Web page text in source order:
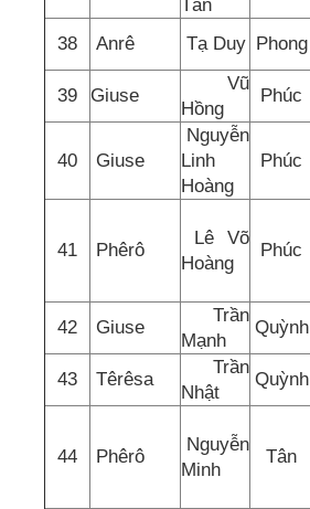
Tấn
38 Anrê Tạ Duy Phong
39 Giuse
Vũ
Hồng
Phúc
40 Giuse
Nguyễn
Linh
Hoàng
Phúc
41 Phêrô
Lê Võ
Hoàng
Phúc
42 Giuse
Trần
Mạnh
Quỳnh
43 Têrêsa
Trần
Nhật
Quỳnh
44 Phêrô
Nguyễn
Minh
Tân